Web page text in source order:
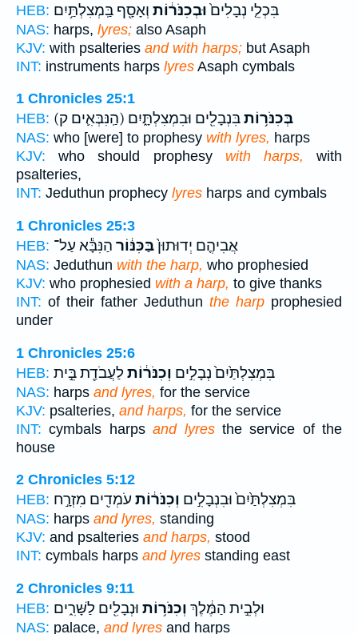
HEB:
בִּכְלֵ֤י נְבָלִים֙וּבְכִנֹּר֔וֹת וְאָסָ֖ף בַּֽמְצִלְתַּ֥יִם
NAS: harps, lyres; also Asaph
KJV: with psalteries and with harps; but Asaph
INT: instruments harps lyres Asaph cymbals
1 Chronicles 25:1
HEB:
(הַֽנִּבְּאִ֛ים ק) בְּכִנֹּר֥וֹתבִּנְבָלִ֖ים וּבִמְצִלְתָּ֑יִם
NAS: who [were] to prophesy with lyres, harps
KJV: who should prophesy with harps, with
psalteries,
INT: Jeduthun prophecy lyres harps and cymbals
1 Chronicles 25:3
HEB:
אֲבִיהֶ֤ם יְדוּתוּן֙בַּכִּנּ֔וֹר הַנִּבָּ֕א עַל־
NAS: Jeduthun with the harp, who prophesied
KJV: who prophesied with a harp, to give thanks
INT: of their father Jeduthun the harp prophesied
under
1 Chronicles 25:6
HEB:
בִּמְצִלְתַּ֙יִם֙ נְבָלִ֣ים וְכִנֹּר֔וֹתלַעֲבֹדַ֖ת בֵּ֣ית
NAS: harps and lyres, for the service
KJV: psalteries, and harps, for the service
INT: cymbals harpsand lyresthe service of the
house
2 Chronicles 5:12
HEB:
בִּמְצִלְתַּ֙יִם֙ וּבִנְבָלִ֣ים וְכִנֹּר֔וֹת עֹמְדִ֖ים מִזְרָ֣ח
NAS: harps and lyres, standing
KJV: and psalteries and harps, stood
INT: cymbals harps and lyres standing east
2 Chronicles 9:11
HEB:
וּלְבֵ֣ית הַמֶּ֔לֶךְ וְכִנֹּר֥וֹת וּנְבָלִ֖ים לַשָּׁרִ֑ים
NAS: palace, and lyres and harps